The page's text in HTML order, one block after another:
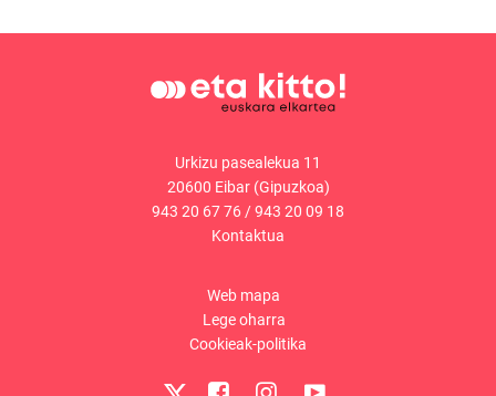
Urkizu pasealekua 11
20600 Eibar (Gipuzkoa)
943 20 67 76/943 20 09 18
Kontaktua
Web mapa
Lege oharra
Cookieak-politika